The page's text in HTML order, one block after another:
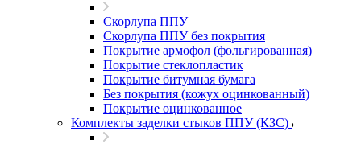
Скорлупа ППУ
Скорлупа ППУ без покрытия
Покрытие армофол (фольгированная)
Покрытие стеклопластик
Покрытие битумная бумага
Без покрытия (кожух оцинкованный)
Покрытие оцинкованное
Комплекты заделки стыков ППУ (КЗС)